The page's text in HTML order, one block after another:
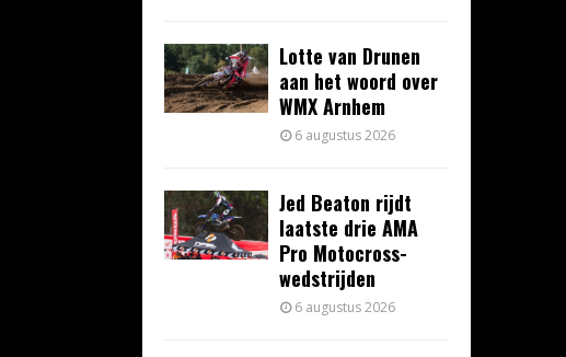
Lotte van Drunen
aan het woord over
WMX Arnhem
6 augustus 2026
Jed Beaton rijdt
laatste drie AMA
Pro Motocross-
wedstrijden
6 augustus 2026